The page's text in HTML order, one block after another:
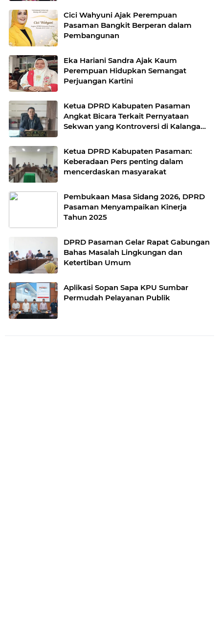
Cici Wahyuni Ajak Perempuan
Pasaman Bangkit Berperan dalam
Pembangunan
Eka Hariani Sandra Ajak Kaum
Perempuan Hidupkan Semangat
Perjuangan Kartini
Ketua DPRD Kabupaten Pasaman
Angkat Bicara Terkait Pernyataan
Sekwan yang Kontroversi di Kalangan
Ketua DPRD Kabupaten Pasaman:
Keberadaan Pers penting dalam
mencerdaskan masyarakat
Pembukaan Masa Sidang 2026, DPRD
Pasaman Menyampaikan Kinerja
Tahun 2025
DPRD Pasaman Gelar Rapat Gabungan
Bahas Masalah Lingkungan dan
Ketertiban Umum
Aplikasi Sopan Sapa KPU Sumbar
Permudah Pelayanan Publik